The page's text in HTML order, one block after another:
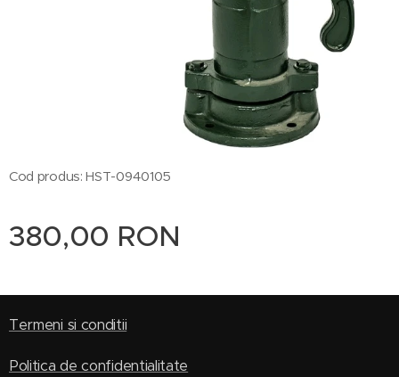
Cod produs: HST-0940105
380,00 RON
Termeni si conditii
Politica de confidentialitate